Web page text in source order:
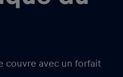
couvre avec un forfait